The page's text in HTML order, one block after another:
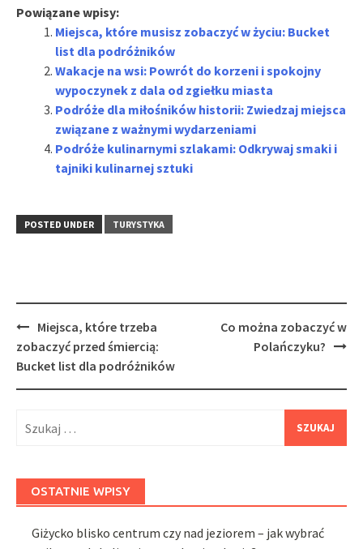
Powiązane wpisy:
Miejsca, które musisz zobaczyć w życiu: Bucket
list dla podróżników
Wakacje na wsi: Powrót do korzeni i spokojny
wypoczynek z dala od zgiełku miasta
Podróże dla miłośników historii: Zwiedzaj miejsca
związane z ważnymi wydarzeniami
Podróże kulinarnymi szlakami: Odkrywaj smaki i
tajniki kulinarnej sztuki
POSTED UNDER TURYSTYKA
Post
navigation
Miejsca, które trzeba
zobaczyć przed śmiercią:
Bucket list dla podróżników
Co można zobaczyć w
Polańczyku?
OSTATNIE WPISY
Giżycko blisko centrum czy nad jeziorem – jak wybrać